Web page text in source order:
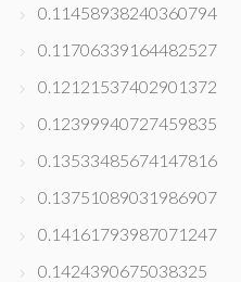
0.11458938240360794
0.11706339164482527
0.12121537402901372
0.12399940727459835
0.13533485674147816
0.13751089031986907
0.14161793987071247
0.1424390675038325